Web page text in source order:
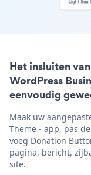
Het insluiten
WordPress
eenvoudig
Maak uw
Theme - app, pas
voeg Donation
pagina, bericht,
site.